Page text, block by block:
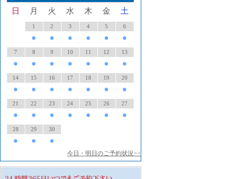
日 月 火 水 木 金 土
1
●
2
●
3
●
4
●
5
●
6
●
7
●
8
●
9
●
10
●
11
●
12
●
13
●
14
●
15
●
16
●
17
●
18
●
19
●
20
●
21
●
22
●
23
●
24
●
25
●
26
●
27
●
28
●
29
●
30
●
今日・明日のご予約状況>>